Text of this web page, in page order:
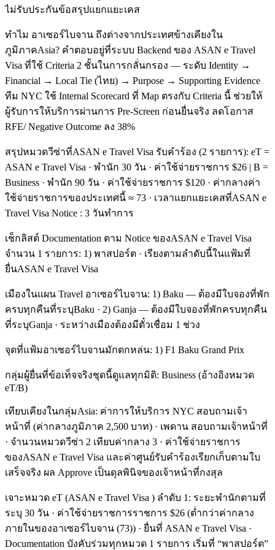
ไม่รับประกันข้อสรุปแยกแยะเคส
ทำไม อาเซอร์ไบจาน ถึงต่างจากประเทศข้างเคียงใน
ภูมิภาคAsia? คำตอบอยู่ที่ระบบ Backend ของ ASAN e Travel
Visa ที่ใช้ Criteria 2 ชั้นในการกลั่นกรอง — ระดับ Identity →
Financial → Local Tie (ไทย) → Purpose → Supporting Evidence
ทีม NYC ใช้ Internal Scorecard ที่ Map ตรงกับ Criteria นี้ ช่วยให้
ผู้รับการให้บริการผ่านการ Pre-Screen ก่อนยื่นจริง ลดโอกาส
RFE/ Negative Outcome ลง 38%
สรุปหมวดวีซ่าที่ASAN e Travel Visa รับคำร้อง (2 รายการ): eT =
ASAN e Travel Visa · พำนัก 30 วัน · ค่าใช้จ่ายราชการ $26 | B =
Business · พำนัก 90 วัน · ค่าใช้จ่ายราชการ $120 · ค่ากลางค่า
ใช้จ่ายราชการของประเทศนี้ ≈ 73 · เวลาแยกแยะเคสที่ASAN e
Travel Visa Notice : 3 วันทำการ
เช็กลิสต์ Documentation ตาม Notice ของASAN e Travel Visa
จำนวน 1 รายการ: 1) พาสปอร์ต · เรียงตามลำดับนี้ในแฟ้มที่
ยื่นASAN e Travel Visa
เมืองในแผน Travel อาเซอร์ไบจาน: 1) Baku — ต้องมีใบจองที่พัก
ครบทุกคืนที่ระบุBaku · 2) Ganja — ต้องมีใบจองที่พักครบทุกคืน
ที่ระบุGanja · ระหว่างเมืองต้องมีตั๋วเชื่อม 1 ช่วง
จุดที่แฟ้มอาเซอร์ไบจานมักตกหล่น: 1) F1 Baku Grand Prix
กลุ่มผู้ยื่นที่ข้อเท็จจริงชุดนี้ดูแลทุกมิติ: Business (อ้างอิงหมวด
eT/B)
เทียบเคียงในกลุ่มAsia: ค่าการให้บริการ NYC สอบถามเจ้า
หน้าที่ (ค่ากลางภูมิภาค 2,500 บาท) · เพดาน สอบถามเจ้าหน้าที่
· จำนวนหมวดวีซ่า 2 เทียบค่ากลาง 3 · ค่าใช้จ่ายราชการ
ของASAN e Travel Visa และค่าศูนย์รับคำร้องเรียกเก็บตามใบ
เสร็จจริง ผล Approve เป็นดุลพินิจของเจ้าหน้าที่กงสุล
เจาะหมวด eT (ASAN e Travel Visa ) ลำดับ 1: ระยะพำนักตามที่
ระบุ 30 วัน · ค่าใช้จ่ายราชการราชการ $26 (ต่ำกว่าค่ากลาง
ภายในของอาเซอร์ไบจาน (73)) · ยื่นที่ ASAN e Travel Visa ·
Documentation บังคับร่วมทุกหมวด 1 รายการ เริ่มที่ “พาสปอร์ต”